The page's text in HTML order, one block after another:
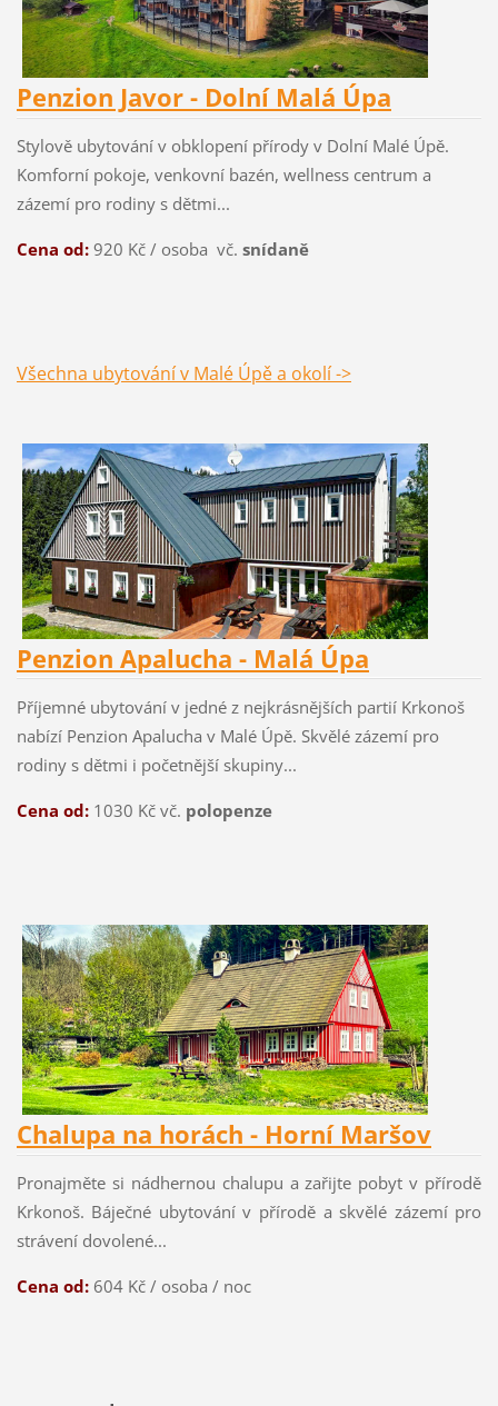
Penzion Javor - Dolní Malá Úpa
Stylově ubytování v obklopení přírody v Dolní Malé Úpě.
Komforní pokoje, venkovní bazén, wellness centrum a
zázemí pro rodiny s dětmi...
Cena od:920 Kč / osoba vč. snídaně
Všechna ubytování v Malé Úpě a okolí ->
Penzion Apalucha - Malá Úpa
Příjemné ubytování v jedné z nejkrásnějších partií Krkonoš
nabízí Penzion Apalucha v Malé Úpě. Skvělé zázemí pro
rodiny s dětmi i početnější skupiny...
Cena od: 1030 Kč vč. polopenze
Chalupa na horách - Horní Maršov
Pronajměte si nádhernou chalupu a zařijte pobyt v přírodě
Krkonoš. Báječné ubytování v přírodě a skvělé zázemí pro
strávení dovolené...
Cena od:604 Kč / osoba / noc